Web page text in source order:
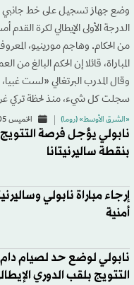
الدرجة الأولى الإيطالي لكرة
من الحكام. وهاجم مورينيو،
وقال المدرب البرتغالي «لست
سجلت كل شيء، منذ لحظة تركي
«الشرق الأوسط» (روما) الخميس 04/05 - 16:08
نابولي يؤجل فرصة التتويج
بنقطة ساليرنيتانا
إرجاء مباراة نابولي
أمنية
نابولي لوضع حد لصيام
التتويج بلقب الدوري